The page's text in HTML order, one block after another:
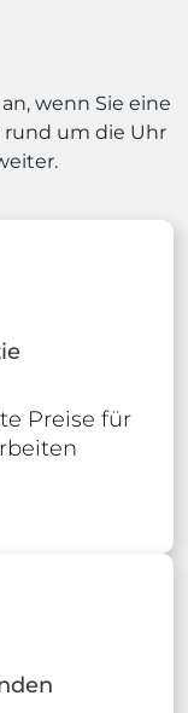
wenn Sie eine
um die Uhr
Preise für